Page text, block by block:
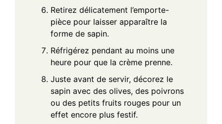
Retirez délicatement l’emporte-
pièce pour laisser apparaître la
forme de sapin.
Réfrigérez pendant au moins une
heure pour que la crème prenne.
Juste avant de servir, décorez le
sapin avec des olives, des poivrons
ou des petits fruits rouges pour un
effet encore plus festif.